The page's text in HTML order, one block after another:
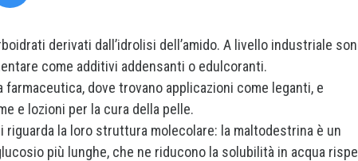
derivati dall’idrolisi dell’amido. A livello industriale
come additivi addensanti o edulcoranti.
dove trovano applicazioni come leganti, e
e lozioni per la cura della pelle.
la loro struttura molecolare: la maltodestrina è un
più lunghe, che ne riducono la solubilità in acqua